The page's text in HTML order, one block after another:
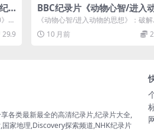
清/
英
29.9
BBC纪录片《动物心智/进入
物的思想 Inside the Animal
Mind 2018》全3集 英语版
P/MP4/4.34G 动物纪录片
《动物心智/进入动物的思想》：破解
物认知与情感的奥秘 BBC纪录片《动物
心智》...
10 月前
各类最新最全的高清纪录片,纪录片大全,
家地理,Discovery探索频道,NHK纪录片